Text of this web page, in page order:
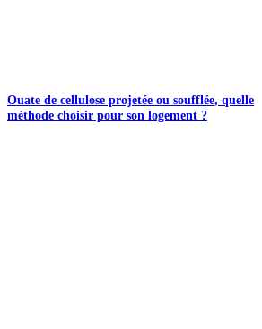
Ouate de cellulose projetée ou soufflée, quelle
méthode choisir pour son logement ?